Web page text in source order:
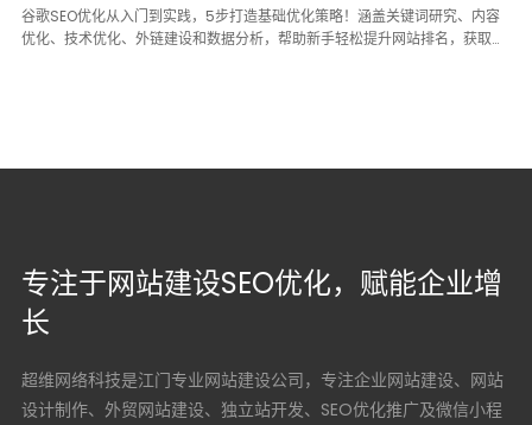
谷歌SEO优化从入门到实践，5步打造基础优化策略！涵盖关键词研究、内容
优化、技术优化、外链建设和数据分析，帮助新手轻松提升网站排名，获取更
专注于网站建设SEO优化，赋能企业增
长
超维网络科技是江门专业网站建设公司，专注企业网站建设、网站
设计制作、外贸网站建设、独立站开发、SEO优化推广及微信小程